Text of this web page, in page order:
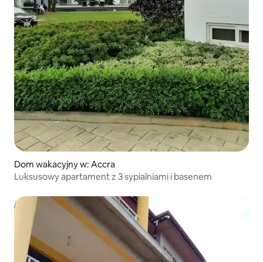
Dom wakacyjny w: Accra
Luksusowy apartament z 3 sypialniami i basenem